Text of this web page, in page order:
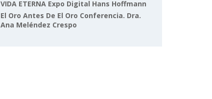
VIDA ETERNA Expo Digital Hans Hoffmann
El Oro Antes De El Oro Conferencia. Dra.
Ana Meléndez Crespo